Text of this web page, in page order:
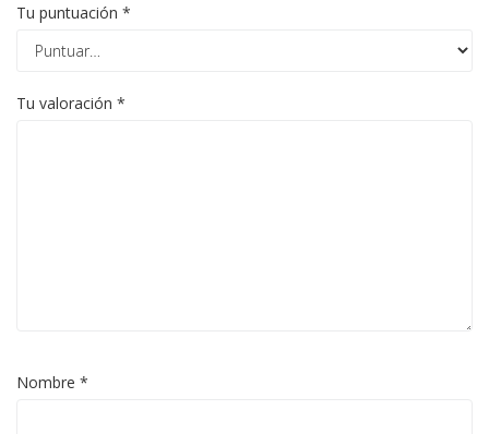
Tu puntuación *
Tu valoración *
Nombre *